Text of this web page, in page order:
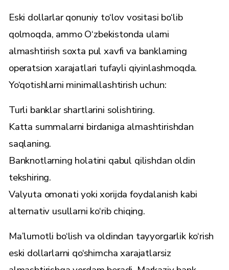
Eski dollarlar qonuniy to‘lov vositasi bo‘lib
qolmoqda, ammo O‘zbekistonda ularni
almashtirish soxta pul xavfi va banklarning
operatsion xarajatlari tufayli qiyinlashmoqda.
Yo‘qotishlarni minimallashtirish uchun:
Turli banklar shartlarini solishtiring.
Katta summalarni birdaniga almashtirishdan
saqlaning.
Banknotlarning holatini qabul qilishdan oldin
tekshiring.
Valyuta omonati yoki xorijda foydalanish kabi
alternativ usullarni ko‘rib chiqing.
Ma’lumotli bo‘lish va oldindan tayyorgarlik ko‘rish
eski dollarlarni qo‘shimcha xarajatlarsiz